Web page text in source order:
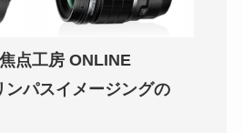
点工房 ONLINE
ンパスイメージングの